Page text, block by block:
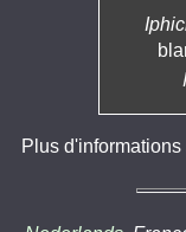
Plus d'informations